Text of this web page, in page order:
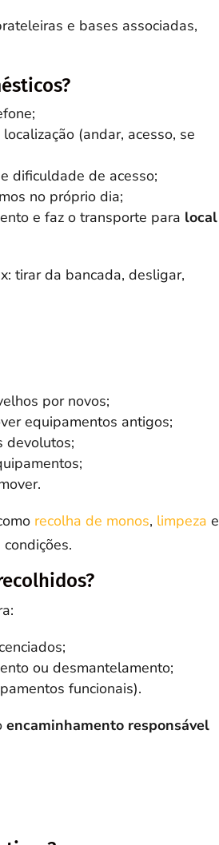
e bases associadas,
(andar, acesso, se
dificuldade de acesso;
no próprio dia;
e faz o transporte para local
tirar da bancada, desligar,
por novos;
equipamentos antigos;
devolutos;
recolha de monos, limpeza e
ou desmantelamento;
funcionais).
encaminhamento responsável